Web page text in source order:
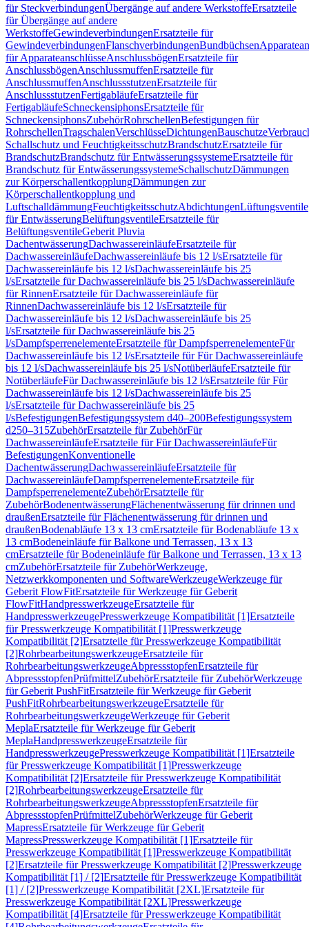
für SteckverbindungenÜbergänge auf andere WerkstoffeErsatzteile
für Übergänge auf andere
WerkstoffeGewindeverbindungenErsatzteile für
GewindeverbindungenFlanschverbindungenBundbüchsen
für ApparateanschlüsseAnschlussbögenErsatzteile für
AnschlussbögenAnschlussmuffenErsatzteile für
AnschlussmuffenAnschlussstutzenErsatzteile für
AnschlussstutzenFertigabläufeErsatzteile für
FertigabläufeSchneckensiphonsErsatzteile für
SchneckensiphonsZubehörRohrschellenBefestigungen für
RohrschellenTragschalenVerschlüsseDichtungenBauschutze
Schallschutz und FeuchtigkeitsschutzBrandschutzErsatzteile für
BrandschutzBrandschutz für EntwässerungssystemeErsatzteile für
Brandschutz für EntwässerungssystemeSchallschutzDämmungen
zur KörperschallentkopplungDämmungen zur
Körperschallentkopplung und
LuftschalldämmungFeuchtigkeitsschutzAbdichtungenLüftungsventile
für EntwässerungBelüftungsventileErsatzteile für
BelüftungsventileGeberit Pluvia
DachentwässerungDachwassereinläufeErsatzteile für
DachwassereinläufeDachwassereinläufe bis 12 l/sErsatzteile für
Dachwassereinläufe bis 12 l/sDachwassereinläufe bis 25
l/sErsatzteile für Dachwassereinläufe bis 25 l/sDachwassereinläufe
für RinnenErsatzteile für Dachwassereinläufe für
RinnenDachwassereinläufe bis 12 l/sErsatzteile für
Dachwassereinläufe bis 12 l/sDachwassereinläufe bis 25
l/sErsatzteile für Dachwassereinläufe bis 25
l/sDampfsperrenelementeErsatzteile für DampfsperrenelementeFür
Dachwassereinläufe bis 12 l/sErsatzteile für Für Dachwassereinläufe
bis 12 l/sDachwassereinläufe bis 25 l/sNotüberläufeErsatzteile für
NotüberläufeFür Dachwassereinläufe bis 12 l/sErsatzteile für Für
Dachwassereinläufe bis 12 l/sDachwassereinläufe bis 25
l/sErsatzteile für Dachwassereinläufe bis 25
l/sBefestigungenBefestigungssystem d40–200Befestigungssystem
d250–315ZubehörErsatzteile für ZubehörFür
DachwassereinläufeErsatzteile für Für DachwassereinläufeFür
BefestigungenKonventionelle
DachentwässerungDachwassereinläufeErsatzteile für
DachwassereinläufeDampfsperrenelementeErsatzteile für
DampfsperrenelementeZubehörErsatzteile für
ZubehörBodenentwässerungFlächenentwässerung für drinnen und
draußenErsatzteile für Flächenentwässerung für drinnen und
draußenBodenabläufe 13 x 13 cmErsatzteile für Bodenabläufe 13 x
13 cmBodeneinläufe für Balkone und Terrassen, 13 x 13
cmErsatzteile für Bodeneinläufe für Balkone und Terrassen, 13 x 13
cmZubehörErsatzteile für ZubehörWerkzeuge,
Netzwerkkomponenten und SoftwareWerkzeugeWerkzeuge für
Geberit FlowFitErsatzteile für Werkzeuge für Geberit
FlowFitHandpresswerkzeugeErsatzteile für
HandpresswerkzeugePresswerkzeuge Kompatibilität [1]Ersatzteile
für Presswerkzeuge Kompatibilität [1]Presswerkzeuge
Kompatibilität [2]Ersatzteile für Presswerkzeuge Kompatibilität
[2]RohrbearbeitungswerkzeugeErsatzteile für
RohrbearbeitungswerkzeugeAbpressstopfenErsatzteile für
AbpressstopfenPrüfmittelZubehörErsatzteile für ZubehörWerkzeuge
für Geberit PushFitErsatzteile für Werkzeuge für Geberit
PushFitRohrbearbeitungswerkzeugeErsatzteile für
RohrbearbeitungswerkzeugeWerkzeuge für Geberit
MeplaErsatzteile für Werkzeuge für Geberit
MeplaHandpresswerkzeugeErsatzteile für
HandpresswerkzeugePresswerkzeuge Kompatibilität [1]Ersatzteile
für Presswerkzeuge Kompatibilität [1]Presswerkzeuge
Kompatibilität [2]Ersatzteile für Presswerkzeuge Kompatibilität
[2]RohrbearbeitungswerkzeugeErsatzteile für
RohrbearbeitungswerkzeugeAbpressstopfenErsatzteile für
AbpressstopfenPrüfmittelZubehörWerkzeuge für Geberit
MapressErsatzteile für Werkzeuge für Geberit
MapressPresswerkzeuge Kompatibilität [1]Ersatzteile für
Presswerkzeuge Kompatibilität [1]Presswerkzeuge Kompatibilität
[2]Ersatzteile für Presswerkzeuge Kompatibilität [2]Presswerkzeuge
Kompatibilität [1] / [2]Ersatzteile für Presswerkzeuge Kompatibilität
[1] / [2]Presswerkzeuge Kompatibilität [2XL]Ersatzteile für
Presswerkzeuge Kompatibilität [2XL]Presswerkzeuge
Kompatibilität [4]Ersatzteile für Presswerkzeuge Kompatibilität